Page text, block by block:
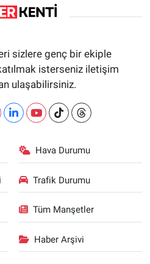
sizlere genç bir ekiple
isterseniz iletişim
ulaşabilirsiniz.
Hava Durumu
Trafik Durumu
Tüm Manşetler
Haber Arşivi